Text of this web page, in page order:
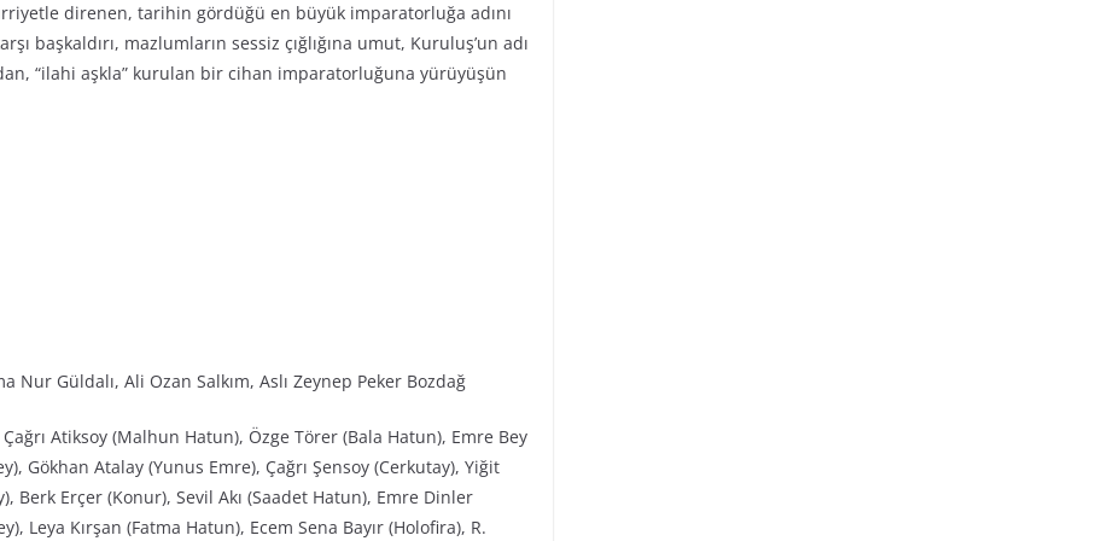
direnen, tarihin gördüğü en büyük imparatorluğa adını
başkaldırı, mazlumların sessiz çığlığına umut, Kuruluş’un adı
“ilahi aşkla” kurulan bir cihan imparatorluğuna yürüyüşün
Güldalı, Ali Ozan Salkım, Aslı Zeynep Peker Bozdağ
Atiksoy (Malhun Hatun), Özge Törer (Bala Hatun), Emre Bey
Gökhan Atalay (Yunus Emre), Çağrı Şensoy (Cerkutay), Yiğit
Berk Erçer (Konur), Sevil Akı (Saadet Hatun), Emre Dinler
Leya Kırşan (Fatma Hatun), Ecem Sena Bayır (Holofira), R.